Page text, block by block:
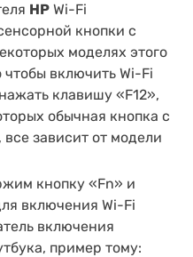
HP Wi-Fi
кнопки с
моделях этого
чтобы включить Wi-Fi
клавишу «F12»,
обычная кнопка с
зависит от модели
кнопку «Fn» и
включения Wi-Fi
включения
пример тому: